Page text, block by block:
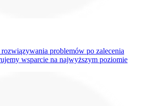
problemów po zalecenia
wsparcie na najwyższym poziomie